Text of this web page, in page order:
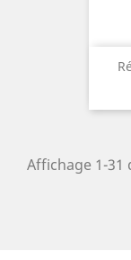
Affichage 1-31